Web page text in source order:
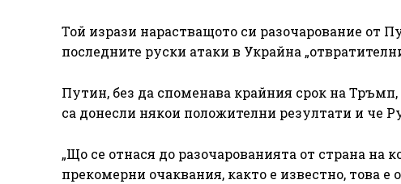
Той изрази нарастващото си разочарование от
последните руски атаки в Украйна
Путин, без да споменава крайния срок на
са донесли някои положителни резултати и че
„Що се отнася до разочарованията от страна на
прекомерни очаквания, както е известно, това е